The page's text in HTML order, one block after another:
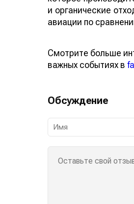
и органические
авиации по
Смотрите больше
важных событиях в
Обсуждение